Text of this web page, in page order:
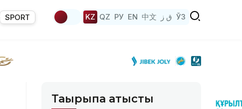
SPORT KZ QZ РУ EN 中文 ق ز ЎЗ
Тақырыпқа қатысты